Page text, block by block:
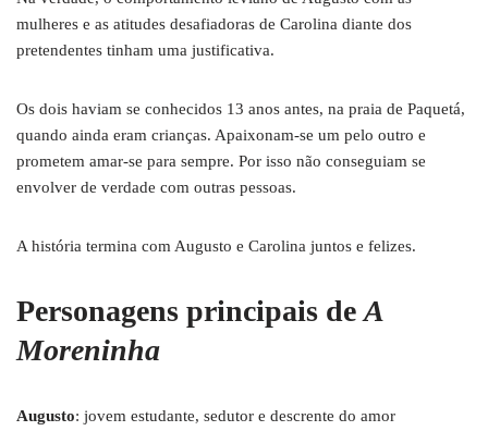
mulheres e as atitudes desafiadoras de Carolina diante dos
pretendentes tinham uma justificativa.
Os dois haviam se conhecidos 13 anos antes, na praia de Paquetá,
quando ainda eram crianças. Apaixonam-se um pelo outro e
prometem amar-se para sempre. Por isso não conseguiam se
envolver de verdade com outras pessoas.
A história termina com Augusto e Carolina juntos e felizes.
Personagens principais deA
Moreninha
Augusto: jovem estudante, sedutor e descrente do amor